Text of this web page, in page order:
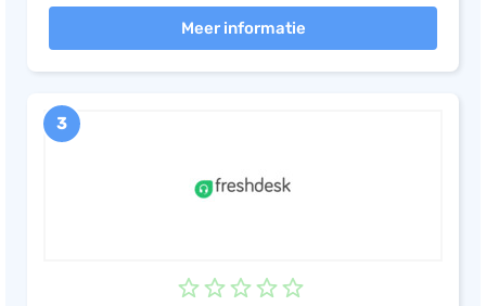
anderen voor het gebruiksgemak van Freshservice!
Meer informatie
3